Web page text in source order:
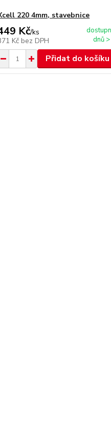
220 4mm, stavebnice
Kč/ks
Kč bez DPH
dnů
Přidat do košíku